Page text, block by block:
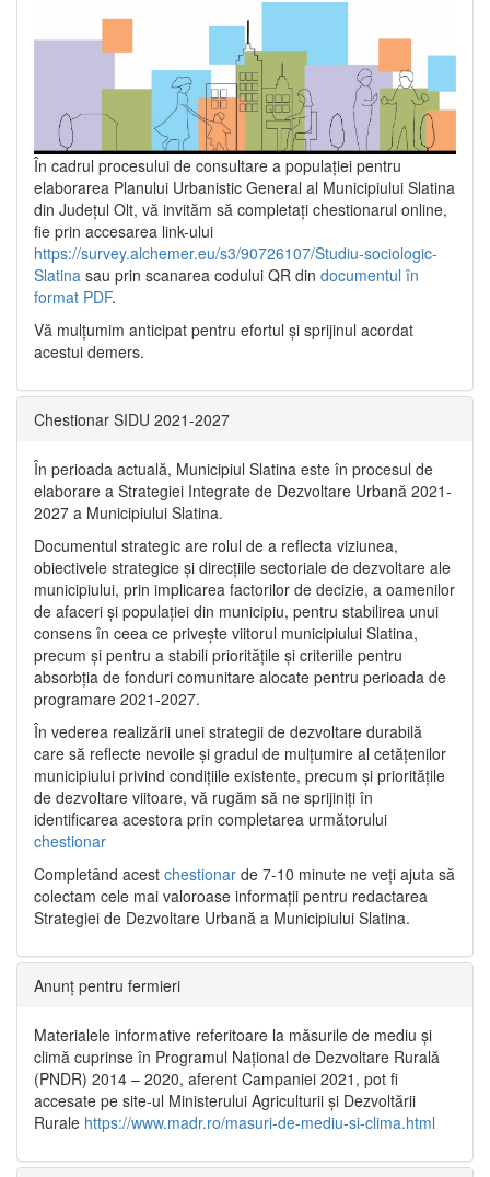
În cadrul procesului de consultare a populaţiei pentru
elaborarea Planului Urbanistic General al Municipiului Slatina
din Județul Olt, vă invităm să completați chestionarul online,
fie prin accesarea link-ului
https://survey.alchemer.eu/s3/90726107/Studiu-sociologic-
Slatina sau prin scanarea codului QR din documentul în
format PDF.
Vă mulţumim anticipat pentru efortul şi sprijinul acordat
acestui demers.
Chestionar SIDU 2021-2027
În perioada actuală, Municipiul Slatina este în procesul de
elaborare a Strategiei Integrate de Dezvoltare Urbană 2021‐
2027 a Municipiului Slatina.
Documentul strategic are rolul de a reflecta viziunea,
obiectivele strategice și direcțiile sectoriale de dezvoltare ale
municipiului, prin implicarea factorilor de decizie, a oamenilor
de afaceri și populației din municipiu, pentru stabilirea unui
consens în ceea ce privește viitorul municipiului Slatina,
precum și pentru a stabili prioritățile și criteriile pentru
absorbția de fonduri comunitare alocate pentru perioada de
programare 2021-2027.
În vederea realizării unei strategii de dezvoltare durabilă
care să reflecte nevoile și gradul de mulțumire al cetățenilor
municipiului privind condițiile existente, precum și prioritățile
de dezvoltare viitoare, vă rugăm să ne sprijiniți în
identificarea acestora prin completarea următorului
chestionar
Completând acest chestionar de 7-10 minute ne veți ajuta să
colectam cele mai valoroase informații pentru redactarea
Strategiei de Dezvoltare Urbană a Municipiului Slatina.
Anunț pentru fermieri
Materialele informative referitoare la măsurile de mediu și
climă cuprinse în Programul Național de Dezvoltare Rurală
(PNDR) 2014 – 2020, aferent Campaniei 2021, pot fi
accesate pe site-ul Ministerului Agriculturii și Dezvoltării
Rurale https://www.madr.ro/masuri-de-mediu-si-clima.html